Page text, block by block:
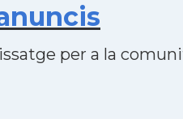
per a la